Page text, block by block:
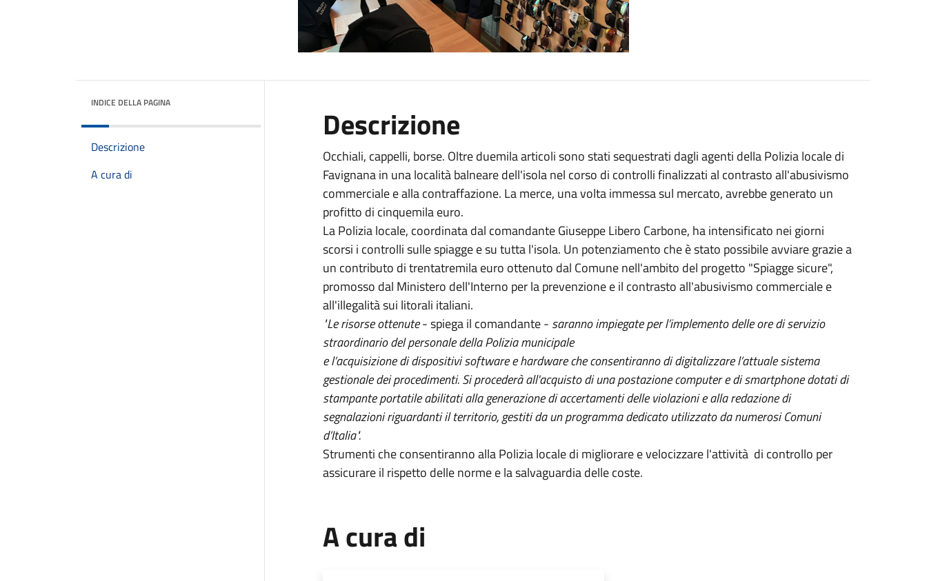
INDICE DELLA PAGINA
Descrizione
A cura di
Descrizione
Occhiali, cappelli, borse. Oltre duemila articoli sono stati sequestrati dagli agenti della Polizia locale di
Favignana in una località balneare dell'isola nel corso di controlli finalizzati al contrasto all'abusivismo
commerciale e alla contraffazione. La merce, una volta immessa sul mercato, avrebbe generato un
profitto di cinquemila euro.
La Polizia locale, coordinata dal comandante Giuseppe Libero Carbone, ha intensificato nei giorni
scorsi i controlli sulle spiagge e su tutta l'isola. Un potenziamento che è stato possibile avviare grazie a
un contributo di trentatremila euro ottenuto dal Comune nell'ambito del progetto "Spiagge sicure",
promosso dal Ministero dell'Interno per la prevenzione e il contrasto all'abusivismo commerciale e
all'illegalità sui litorali italiani.
"Le risorse ottenute- spiega il comandante - saranno impiegate per l’implemento delle ore di servizio
straordinario del personale della Polizia municipale
e l’acquisizione di dispositivi software e hardware che consentiranno di digitalizzare l’attuale sistema
gestionale dei procedimenti. Si procederà all'acquisto di una postazione computer e di smartphone dotati di
stampante portatile abilitati alla generazione di accertamenti delle violazioni e alla redazione di
segnalazioni riguardanti il territorio, gestiti da un programma dedicato utilizzato da numerosi Comuni
d’Italia".
Strumenti che consentiranno alla Polizia locale di migliorare e velocizzare l'attività di controllo per
assicurare il rispetto delle norme e la salvaguardia delle coste.
A cura di